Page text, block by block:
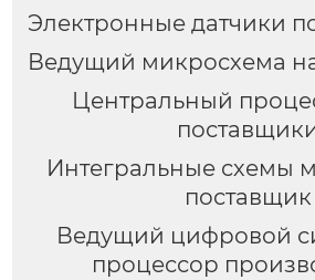
Электронные датчики
Ведущий микросхема
Центральный
Интегральные схемы
поставщик
Ведущий цифровой
процессор